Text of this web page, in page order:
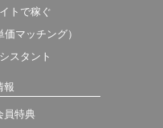
トで稼ぐ
マッチング）
スタント
報
員特典